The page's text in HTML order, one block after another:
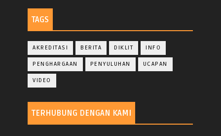
TAGS
AKREDITASI BERITA DIKLIT INFO
PENGHARGAAN PENYULUHAN UCAPAN
VIDEO
TERHUBUNG DENGAN KAMI